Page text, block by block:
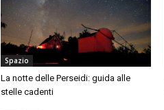
Spazio
La notte delle Perseidi: guida alle
stelle cadenti